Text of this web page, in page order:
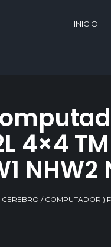
INICIO
4×4
NHW2
CEREBRO / COMPUTADOR )